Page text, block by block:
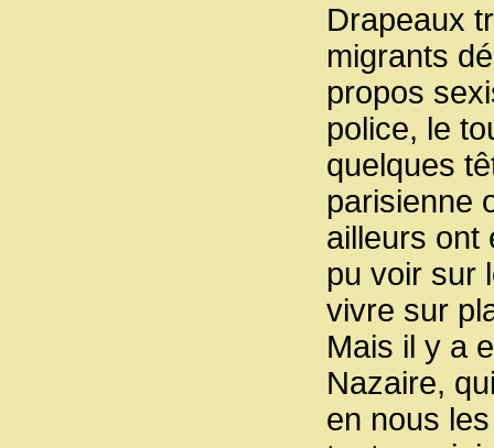
Drapeaux
migrants
propos
police, le
quelques
parisienne
ailleurs ont
pu voir sur
vivre sur
Mais il y a
Nazaire,
en nous